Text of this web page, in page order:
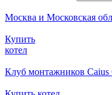
Москва и Московская
Купить
котел
Клуб монтажников Caius